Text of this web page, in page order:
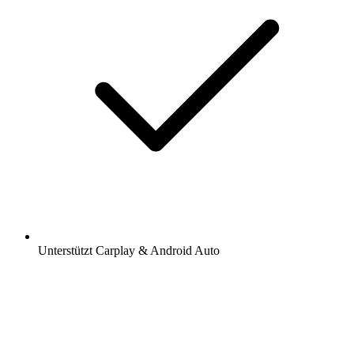
Unterstützt Carplay & Android Auto